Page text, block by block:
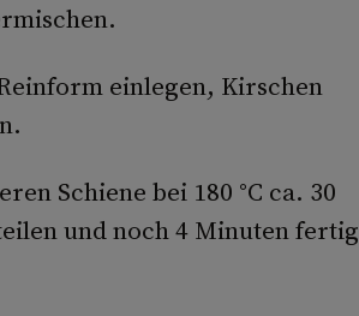
einlegen, Kirschen
Schiene bei 180 °C ca. 30
und noch 4 Minuten fertig